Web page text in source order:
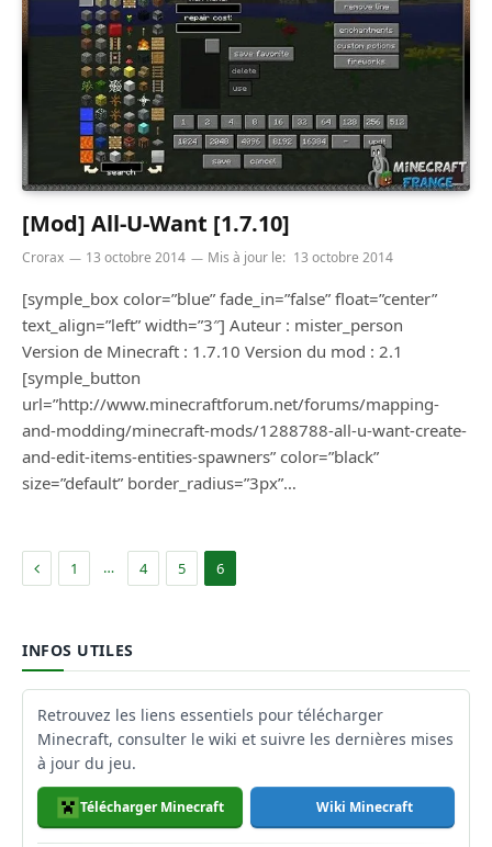
[Mod] All-U-Want [1.7.10]
Crorax 13 octobre 2014 Mis à jour le: 13 octobre 2014
[symple_box color=”blue” fade_in=”false” float=”center”
text_align=”left” width=”3″] Auteur : mister_person
Version de Minecraft : 1.7.10 Version du mod : 2.1
[symple_button
url=”http://www.minecraftforum.net/forums/mapping-
and-modding/minecraft-mods/1288788-all-u-want-create-
and-edit-items-entities-spawners” color=”black”
size=”default” border_radius=”3px”…
Précédent
1 … 4 5 6
INFOS UTILES
Retrouvez les liens essentiels pour télécharger
Minecraft, consulter le wiki et suivre les dernières mises
à jour du jeu.
Télécharger Minecraft Wiki Minecraft